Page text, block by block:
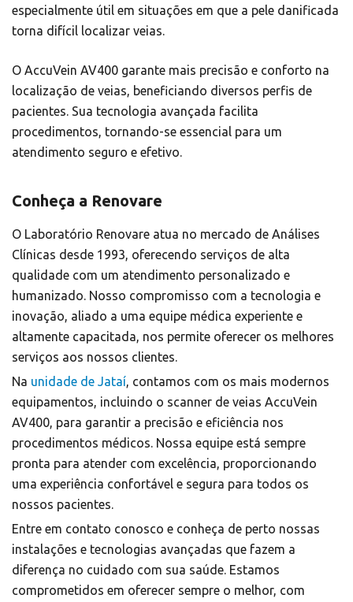
especialmente útil em situações em que a pele danificada
torna difícil localizar veias.
O AccuVein AV400 garante mais precisão e conforto na
localização de veias, beneficiando diversos perfis de
pacientes. Sua tecnologia avançada facilita
procedimentos, tornando-se essencial para um
atendimento seguro e efetivo.
Conheça a Renovare
O Laboratório Renovare atua no mercado de Análises
Clínicas desde 1993, oferecendo serviços de alta
qualidade com um atendimento personalizado e
humanizado. Nosso compromisso com a tecnologia e
inovação, aliado a uma equipe médica experiente e
altamente capacitada, nos permite oferecer os melhores
serviços aos nossos clientes.
Na unidade de Jataí, contamos com os mais modernos
equipamentos, incluindo o scanner de veias AccuVein
AV400, para garantir a precisão e eficiência nos
procedimentos médicos. Nossa equipe está sempre
pronta para atender com excelência, proporcionando
uma experiência confortável e segura para todos os
nossos pacientes.
Entre em contato conosco e conheça de perto nossas
instalações e tecnologias avançadas que fazem a
diferença no cuidado com sua saúde. Estamos
comprometidos em oferecer sempre o melhor, com